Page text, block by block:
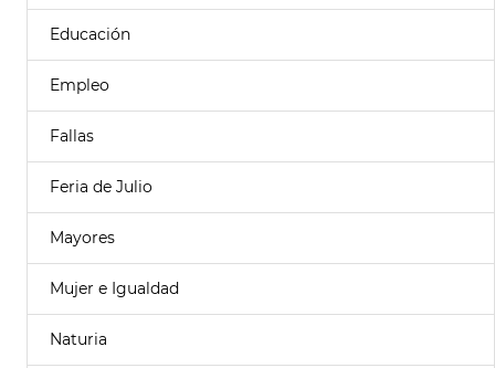
Educación
Empleo
Fallas
Feria de Julio
Mayores
Mujer e Igualdad
Naturia